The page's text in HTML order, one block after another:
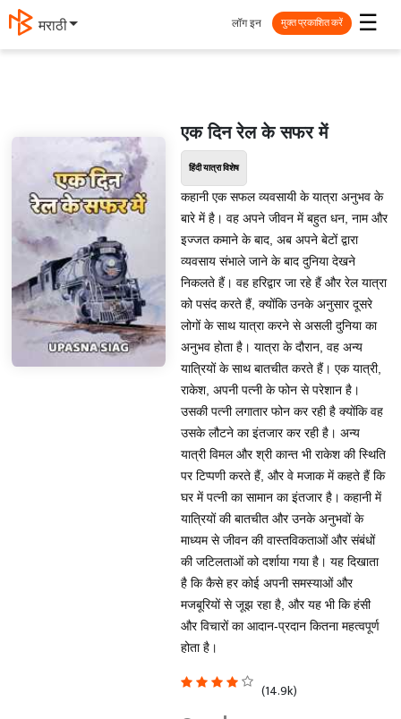
मराठी ☰
लॉग इन मुक्त प्रकाशित करें
एक दिन रेल के सफर में
हिंदी यात्रा विशेष
कहानी एक सफल व्यवसायी के यात्रा अनुभव के
बारे में है। वह अपने जीवन में बहुत धन, नाम और
इज्जत कमाने के बाद, अब अपने बेटों द्वारा
व्यवसाय संभाले जाने के बाद दुनिया देखने
निकलते हैं। वह हरिद्वार जा रहे हैं और रेल यात्रा
को पसंद करते हैं, क्योंकि उनके अनुसार दूसरे
लोगों के साथ यात्रा करने से असली दुनिया का
अनुभव होता है। यात्रा के दौरान, वह अन्य
यात्रियों के साथ बातचीत करते हैं। एक यात्री,
राकेश, अपनी पत्नी के फोन से परेशान है।
उसकी पत्नी लगातार फोन कर रही है क्योंकि वह
उसके लौटने का इंतजार कर रही है। अन्य
यात्री विमल और श्री कान्त भी राकेश की स्थिति
पर टिप्पणी करते हैं, और वे मजाक में कहते हैं कि
घर में पत्नी का सामान का इंतजार है। कहानी में
यात्रियों की बातचीत और उनके अनुभवों के
माध्यम से जीवन की वास्तविकताओं और संबंधों
की जटिलताओं को दर्शाया गया है। यह दिखाता
है कि कैसे हर कोई अपनी समस्याओं और
मजबूरियों से जूझ रहा है, और यह भी कि हंसी
और विचारों का आदान-प्रदान कितना महत्वपूर्ण
होता है।
(14.9k)